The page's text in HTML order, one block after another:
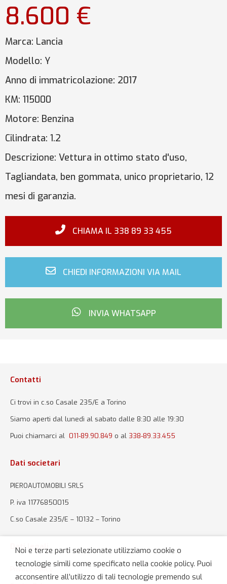
8.600 €
Marca: Lancia
Modello: Y
Anno di immatricolazione: 2017
KM: 115000
Motore: Benzina
Cilindrata: 1.2
Descrizione: Vettura in ottimo stato d'uso,
Tagliandata, ben gommata, unico proprietario, 12
mesi di garanzia.
CHIAMA IL 338 89 33 455
CHIEDI INFORMAZIONI VIA MAIL
INVIA WHATSAPP
Contatti
Ci trovi in c.so Casale 235/E a Torino
Siamo aperti dal lunedì al sabato dalle 8:30 alle 19:30
Puoi chiamarci al 011-89.90.849 o al 338-89.33.455
Dati societari
PIEROAUTOMOBILI SRLS
P. iva 11776850015
C.so Casale 235/E – 10132 – Torino
Dati legali
Privacy Policy
Noi e terze parti selezionate utilizziamo cookie o
tecnologie simili come specificato nella cookie policy. Puoi
acconsentire all’utilizzo di tali tecnologie premendo sul